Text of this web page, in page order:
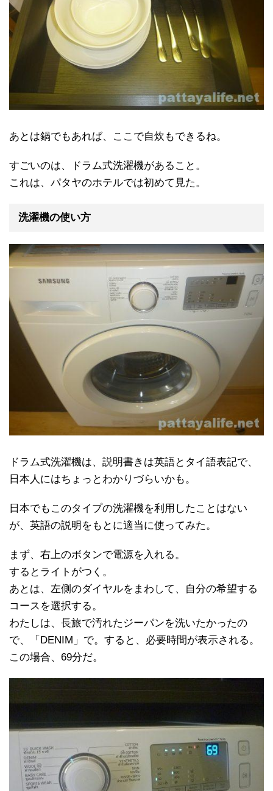
あとは鍋でもあれば、ここで自炊もできるね。
すごいのは、ドラム式洗濯機があること。
これは、パタヤのホテルでは初めて見た。
洗濯機の使い方
ドラム式洗濯機は、説明書きは英語とタイ語表記で、
日本人にはちょっとわかりづらいかも。
日本でもこのタイプの洗濯機を利用したことはない
が、英語の説明をもとに適当に使ってみた。
まず、右上のボタンで電源を入れる。
するとライトがつく。
あとは、左側のダイヤルをまわして、自分の希望する
コースを選択する。
わたしは、長旅で汚れたジーパンを洗いたかったの
で、「DENIM」で。すると、必要時間が表示される。
この場合、69分だ。